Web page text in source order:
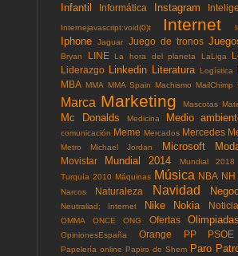
Infantil Informática Instagram
Internejavascript:void(0)t Internet
Iphone Jaguar Juego de tronos
Bryan
LINE La hora del planeta LaLiga
Liderazgo Linkedin Literatura Logística
MBA MMA MMA Spain Machismo MailChimp
Marca Marketing Mascotas
Mc Donalds Medicina Medio
comunicación Meme Mercados Mercedes
Metro Michael Jordan Microsoft
Movistar
Mundial 2014 Mundial 2018
Turquía 2010 Máquinas Música NBA NH
Narcos Naturaleza Navidad
Neutraliad; Internet Nike Nokia
OMMA
ONCE ONG Ofertas Olimpiadas
OpinionesEspaña Orange PP PSOE
Papelería online Papiro de Shem Paro